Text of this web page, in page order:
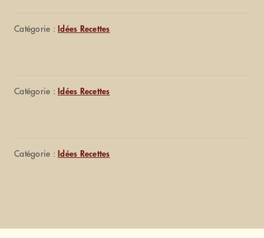
Catégorie : Idées Recettes
Catégorie : Idées Recettes
Catégorie : Idées Recettes